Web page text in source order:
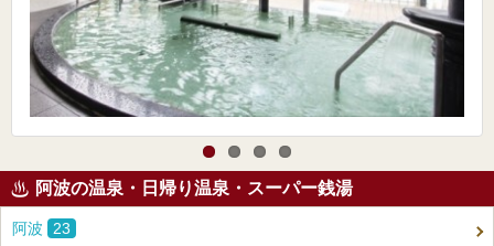
阿波の温泉・日帰り温泉・スーパー銭湯
阿波 23